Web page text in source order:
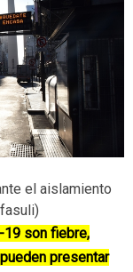
el aislamiento
19 son fiebre,
presentar